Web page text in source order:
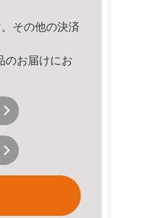
その他の決済
のお届けにお